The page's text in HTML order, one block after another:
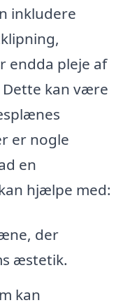
inkludere
endda pleje af
kan være
er nogle
en
hjælpe med:
der
æstetik.
kan